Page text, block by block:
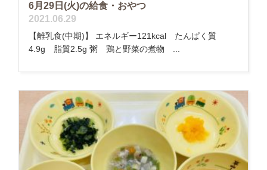
6月29日(火)の給食・おやつ
2021.06.29
【離乳食(中期)】 エネルギー121kcal たんぱく質
4.9g 脂質2.5g 粥 鶏と野菜の煮物 ...